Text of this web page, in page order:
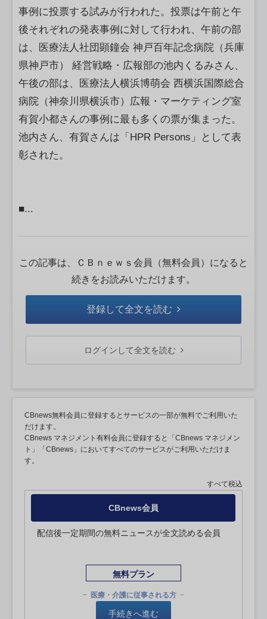
事例に投票する試みが行われた。投票は午前と午
後それぞれの発表事例に対して行われ、午前の部
は、医療法人社団顕鐘会 神戸百年記念病院（兵庫
県神戸市） 経営戦略・広報部の池内くるみさん、
午後の部は、医療法人横浜博萌会 西横浜国際総合
病院（神奈川県横浜市）広報・マーケティング室
有賀小都さんの事例に最も多くの票が集まった。
池内さん、有賀さんは「HPR Persons」として表
彰された。
■...
この記事は、ＣＢｎｅｗｓ会員（無料会員）になると
続きをお読みいただけます。
登録して全文を読む
ログインして全文を読む
CBnews無料会員に登録するとサービスの一部が無料でご利用いた
だけます。
CBnews マネジメント有料会員に登録すると「CBnews マネジメン
ト」「CBnews」においてすべてのサービスがご利用いただけま
す。
すべて税込
CBnews会員
配信後一定期間の無料ニュースが全文読める会員
無料プラン
医療・介護に従事される方
手続きへ進む